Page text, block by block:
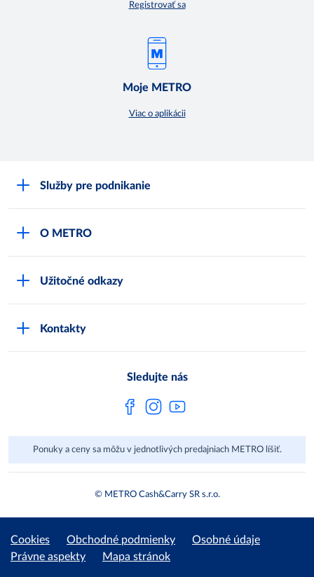
Registrovať sa
Moje METRO
Viac o aplikácii
Služby pre podnikanie
Track & trace
O METRO
Užitočné odkazy
Kontakty
Sledujte nás
Ponuky a ceny sa môžu v jednotlivých predajniach METRO líšiť.
© METRO Cash&Carry SR s.r.o.
Cookies Obchodné podmienky
Osobné údaje
Právne aspekty
Mapa stránok